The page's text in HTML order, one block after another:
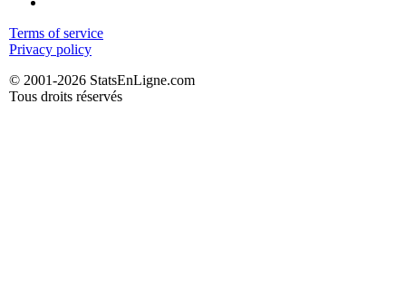
Terms of service
Privacy policy
© 2001-2026 StatsEnLigne.com
Tous droits réservés